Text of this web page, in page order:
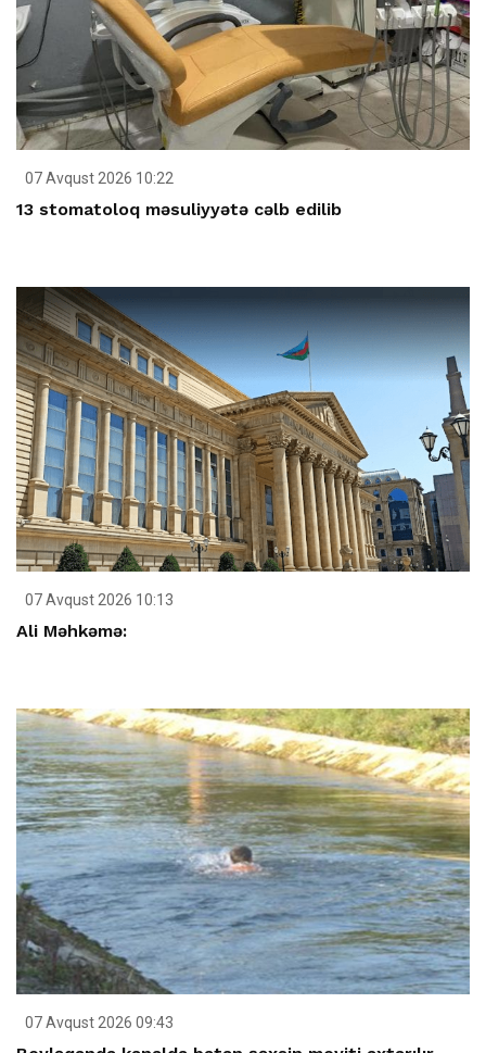
07 Avqust 2026 10:22
13 stomatoloq məsuliyyətə cəlb edilib
07 Avqust 2026 10:13
Ali Məhkəmə:
07 Avqust 2026 09:43